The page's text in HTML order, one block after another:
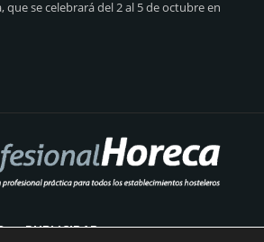
que se celebrará del 2 al 5 de octubre en
PUBLICIDAD